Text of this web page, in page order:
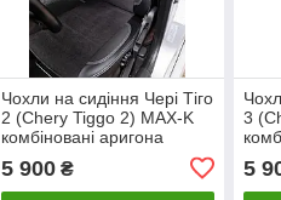
Чохли на сидіння Чері Тіго
2 (Chery Tiggo 2) MAX-K
комбіновані аригона
5 900₴
3
5